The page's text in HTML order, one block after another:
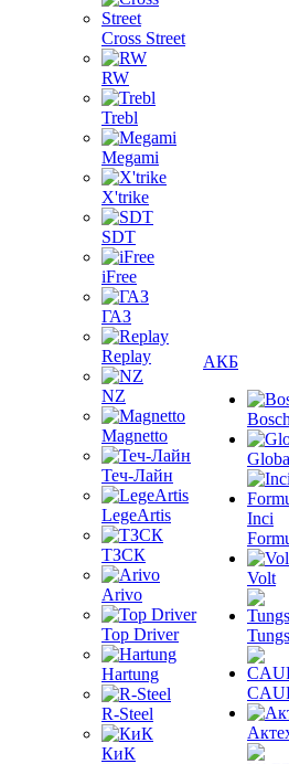
Cross Street
RW
Trebl
Megami
X'trike
SDT
iFree
ГАЗ
Replay
NZ
Magnetto
Теч-Лайн
LegeArtis
ТЗСК
Arivo
Top Driver
Hartung
R-Steel
КиК
АКБ
Inci
Volt